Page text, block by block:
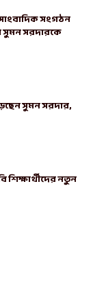
সংগঠন
সুমন সরদারকে
সুমন সরদার,
শিক্ষার্থীদের নতুন